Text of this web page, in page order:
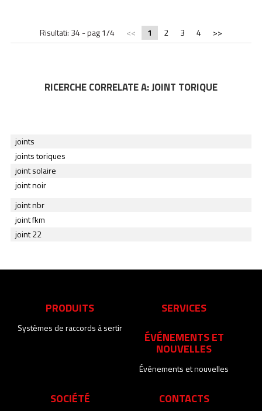
Risultati: 34 - pag 1/4 << 1 2 3 4 >>
RICERCHE CORRELATE A:JOINT TORIQUE
joints
joints toriques
joint solaire
joint noir
joint nbr
joint fkm
joint 22
PRODUITS
Systèmes de raccords à sertir
SERVICES
ÉVÉNEMENTS ET
NOUVELLES
Événements et nouvelles
SOCIÉTÉ
CONTACTS